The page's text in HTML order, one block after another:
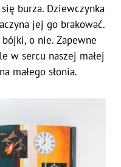
burza. Dziewczynka
jej go brakować.
o nie. Zapewne
w sercu naszej małej
małego słonia.